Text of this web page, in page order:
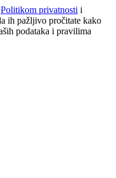
Politikom privatnosti i
ih pažljivo pročitate kako
podataka i pravilima